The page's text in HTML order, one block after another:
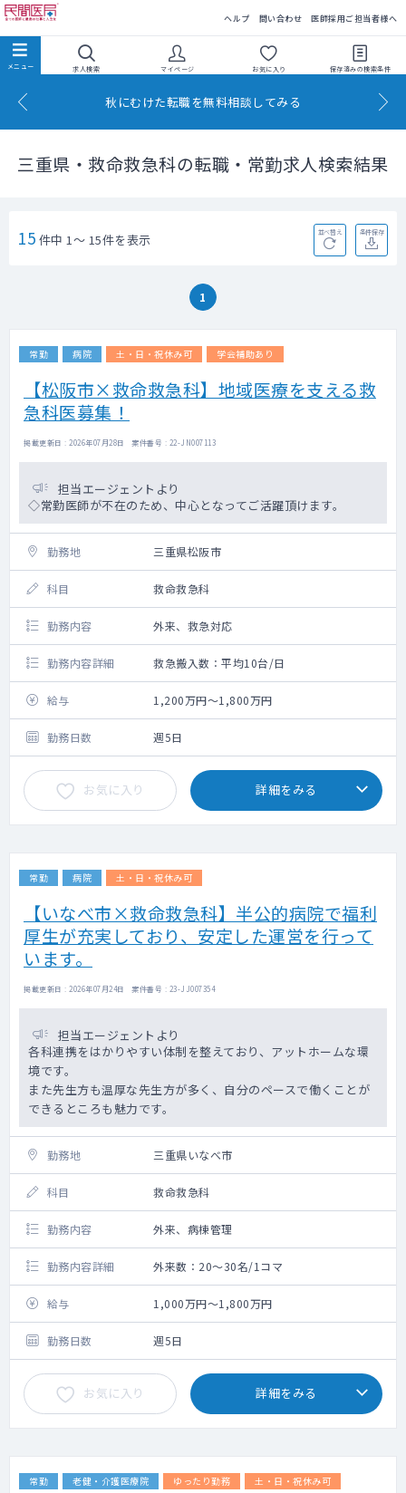
ヘルプ 問い合わせ 医師採用ご担当者様へ
求人検索 マイページ お気に入り 保存済みの検索条件
秋にむけた転職を無料相談してみる
三重県・救命救急科の転職・常勤求人検索結果
15 件中 1～ 15件を表示 並べ替え 条件保存
1
常勤 病院 土・日・祝休み可 学会補助あり
【松阪市×救命救急科】地域医療を支える救
急科医募集！
掲載更新日 : 2026年07月28日 案件番号 : 22-JN007113
担当エージェントより
◇常勤医師が不在のため、中心となってご活躍頂けます。
勤務地 三重県松阪市
科目 救命救急科
勤務内容 外来、救急対応
勤務内容詳細 救急搬入数：平均10台/日
給与 1,200万円～1,800万円
勤務日数 週5日
お気に入り 詳細をみる
常勤 病院 土・日・祝休み可
【いなべ市×救命救急科】半公的病院で福利
厚生が充実しており、安定した運営を行って
います。
掲載更新日 : 2026年07月24日 案件番号 : 23-JJ007354
担当エージェントより
各科連携をはかりやすい体制を整えており、アットホームな環
境です。
また先生方も温厚な先生方が多く、自分のペースで働くことが
できるところも魅力です。
勤務地 三重県いなべ市
科目 救命救急科
勤務内容 外来、病棟管理
勤務内容詳細 外来数：20～30名/1コマ
給与 1,000万円～1,800万円
勤務日数 週5日
お気に入り 詳細をみる
常勤 老健・介護医療院 ゆったり勤務
土・日・祝休み可